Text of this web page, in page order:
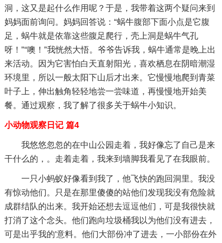
洞，这又是起什么作用呢？于是，我带着这两个疑问来到
妈妈面前询问。妈妈回答说：“蜗牛腹部下面小点是它腹
足，蜗牛就是依靠这些腹足爬行，壳上洞是蜗牛气孔
呀！”“噢！”我恍然大悟。爷爷告诉我，蜗牛通常是晚上出
来活动。因为它害怕白天直射阳光，喜欢栖息在阴暗潮湿
环境里，所以一般太阳下山后才出来。它慢慢地爬到青菜
叶子上，伸出触角轻轻地尝一尝味道，再慢慢地开始美
餐。通过观察，我了解了很多关于蜗牛小知识。
小动物观察日记 篇4
我悠悠忽忽的在中山公园走着，我好像忘了自己是来
干什么的，。走着走着，我来到墙脚我看见了在我眼前。
一只小蚂蚁好像看到我了，他飞快的跑回洞里。我没
有惊动他们。只是在那里傻傻的站他们发现我没有危险就
成群结队的出来。我开始还想去逗逗他们，可是我很快就
打消了这个念头。他们跑向垃圾桶我以为他们没有进去，
可是出乎我的'意料。他们大部份冲了进去，一小部份在外